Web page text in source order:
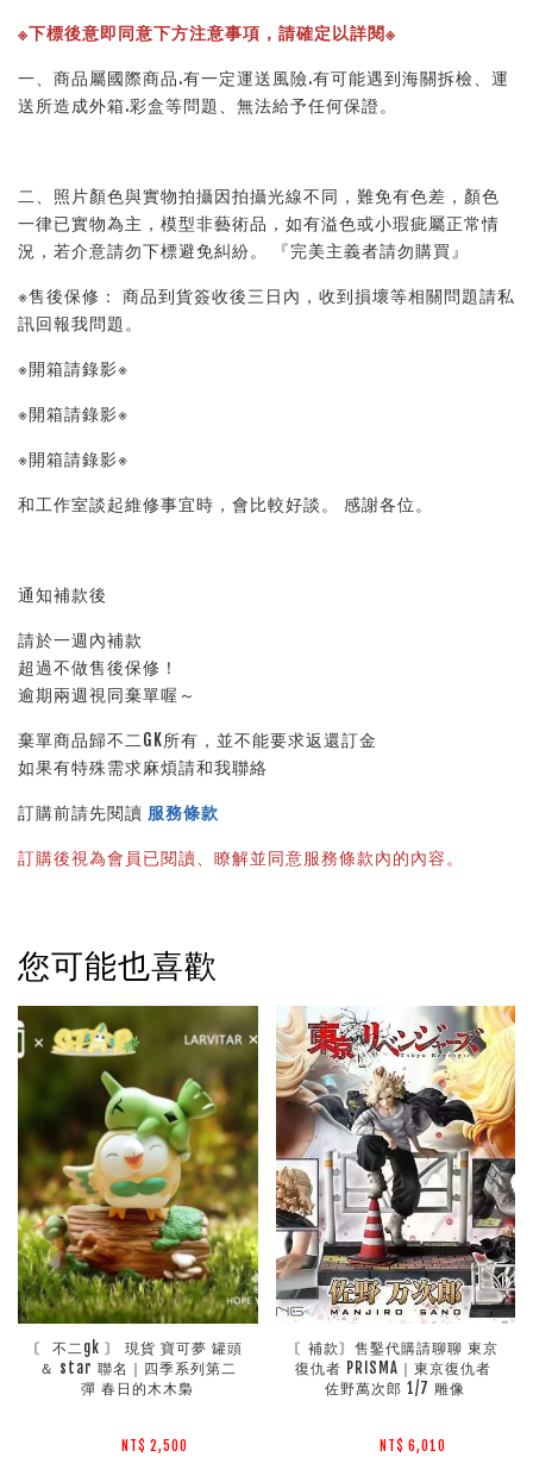
※下標後意即同意下方注意事項，請確定以詳閱※
一、商品屬國際商品.有一定運送風險.有可能遇到海關拆檢、運
送所造成外箱.彩盒等問題、無法給予任何保證。
二、照片顏色與實物拍攝因拍攝光線不同，難免有色差，顏色
一律已實物為主，模型非藝術品，如有溢色或小瑕疵屬正常情
況，若介意請勿下標避免糾紛。 『完美主義者請勿購買』
※售後保修： 商品到貨簽收後三日內，收到損壞等相關問題請私
訊回報我問題。
※開箱請錄影※
※開箱請錄影※
※開箱請錄影※
和工作室談起維修事宜時，會比較好談。 感謝各位。
通知補款後
請於一週內補款
超過不做售後保修！
逾期兩週視同棄單喔～
棄單商品歸不二GK所有，並不能要求返還訂金
如果有特殊需求麻煩請和我聯絡
訂購前請先閱讀 服務條款
訂購後視為會員已閱讀、瞭解並同意服務條款內的內容。
您可能也喜歡
〘 不二gk 〙 現貨 寶可夢 罐頭
＆ star 聯名｜四季系列第二
彈 春日的木木梟
NT$ 2,500
〘補款〙售鑿代購請聊聊 東京
復仇者 PRISMA｜東京復仇者
佐野萬次郎 1/7 雕像
NT$ 6,010